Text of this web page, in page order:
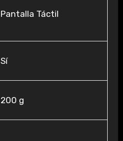
‎Pantalla Táctil
‎Sí
‎200 g